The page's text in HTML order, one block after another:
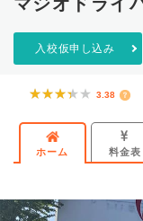
入校仮申し込み
★★★★★
★★★★★ 3.38
ホーム 料金表